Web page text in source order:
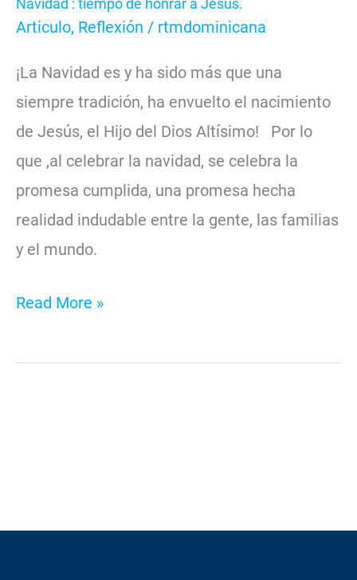
Navidad : tiempo de honrar a Jesús.
Articulo, Reflexión / rtmdominicana
¡La Navidad es y ha sido más que una
siempre tradición, ha envuelto el nacimiento
de Jesús, el Hijo del Dios Altísimo! Por lo
que ,al celebrar la navidad, se celebra la
promesa cumplida, una promesa hecha
realidad indudable entre la gente, las familias
y el mundo.
Read More »